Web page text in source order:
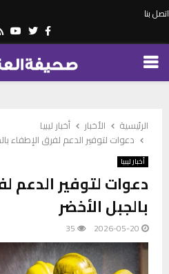
اتصل بنا
Facebook
Twitter
PRIMARY
الرئيسية الأخبار
أخبار ليبيا
دعوات لتوفير الدعم لفرق الإطفاء
أخبار ليبيا
دعوات لتوفير الدعم
بالجبل الأخضر
2026-05-20
35